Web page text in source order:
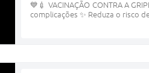
💙💉 VACINAÇÃO CONTRA A
complicações ✨ Reduza o risco